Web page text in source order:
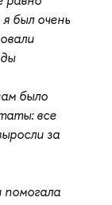
был очень
было
все
за